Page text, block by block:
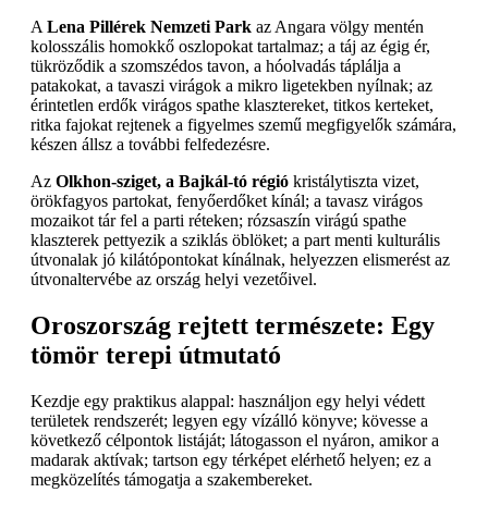
A Lena Pillérek Nemzeti Park az Angara völgy mentén
kolosszális homokkő oszlopokat tartalmaz; a táj az égig ér,
tükröződik a szomszédos tavon, a hóolvadás táplálja a
patakokat, a tavaszi virágok a mikro ligetekben nyílnak; az
érintetlen erdők virágos spathe klasztereket, titkos kerteket,
ritka fajokat rejtenek a figyelmes szemű megfigyelők számára,
készen állsz a további felfedezésre.
Az Olkhon-sziget, a Bajkál-tó régió kristálytiszta vizet,
örökfagyos partokat, fenyőerdőket kínál; a tavasz virágos
mozaikot tár fel a parti réteken; rózsaszín virágú spathe
klaszterek pettyezik a sziklás öblöket; a part menti kulturális
útvonalak jó kilátópontokat kínálnak, helyezzen elismerést az
útvonaltervébe az ország helyi vezetőivel.
Oroszország rejtett természete: Egy
tömör terepi útmutató
Kezdje egy praktikus alappal: használjon egy helyi védett
területek rendszerét; legyen egy vízálló könyve; kövesse a
következő célpontok listáját; látogasson el nyáron, amikor a
madarak aktívak; tartson egy térképet elérhető helyen; ez a
megközelítés támogatja a szakembereket.